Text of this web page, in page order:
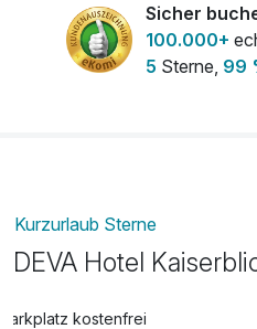
frischer Strauß
pro Stück
Sicher
100.000+
5 Sterne, 99
Kurzurlaub Sterne
DEVA Hotel
Parkplatz kostenfrei